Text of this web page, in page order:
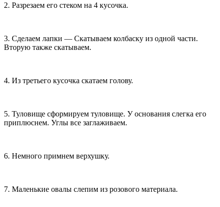
2. Разрезаем его стеком на 4 кусочка.
3. Сделаем лапки — Скатываем колбаску из одной части.
Вторую также скатываем.
4. Из третьего кусочка скатаем голову.
5. Туловище сформируем туловище. У основания слегка его
приплюснем. Углы все заглаживаем.
6. Немного примнем верхушку.
7. Маленькие овалы слепим из розового материала.